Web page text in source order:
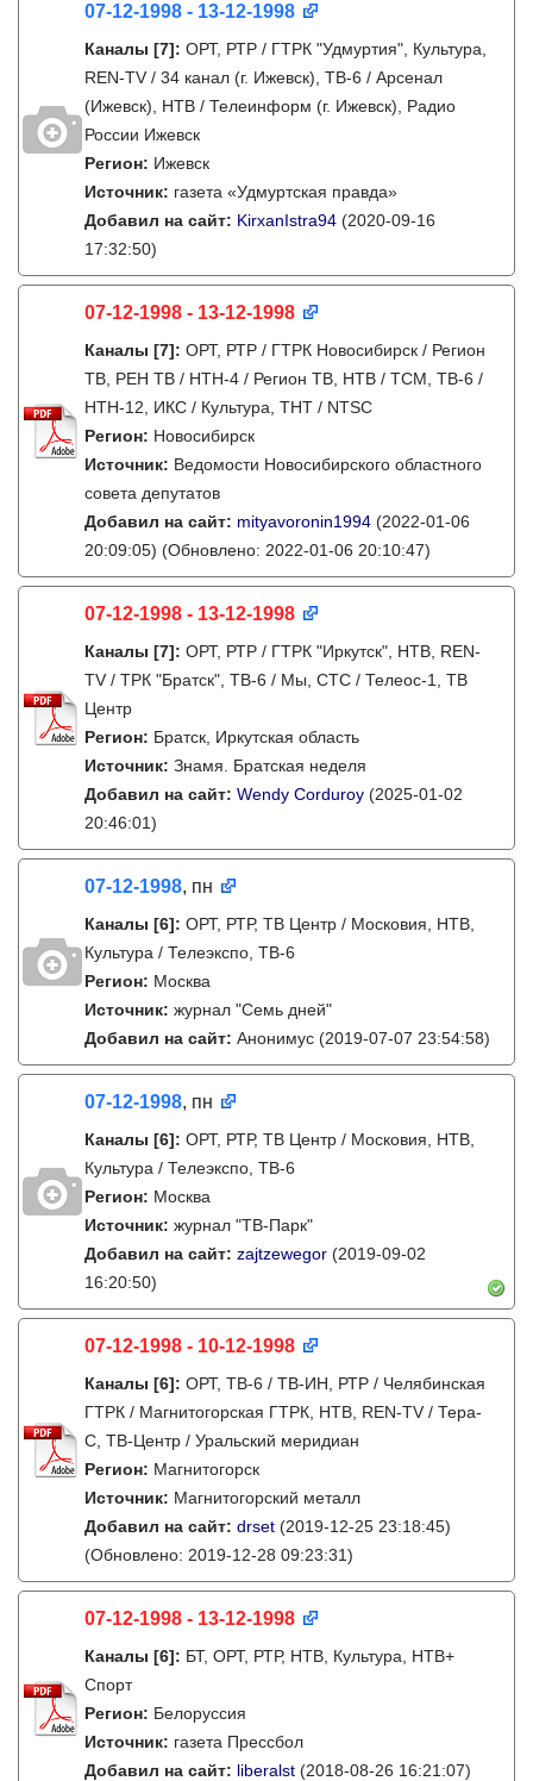
07-12-1998 - 13-12-1998
Каналы [7]: ОРТ, РТР / ГТРК "Удмуртия", Культура,
REN-TV / 34 канал (г. Ижевск), ТВ-6 / Арсенал
(Ижевск), НТВ / Телеинформ (г. Ижевск), Радио
России Ижевск
Регион: Ижевск
Источник: газета «Удмуртская правда»
Добавил на сайт: KirxanIstra94 (2020-09-16
17:32:50)
07-12-1998 - 13-12-1998
Каналы [7]: ОРТ, РТР / ГТРК Новосибирск / Регион
ТВ, РЕН ТВ / НТН-4 / Регион ТВ, НТВ / ТСМ, ТВ-6 /
НТН-12, ИКС / Культура, ТНТ / NTSC
Регион: Новосибирск
Источник: Ведомости Новосибирского областного
совета депутатов
Добавил на сайт: mityavoronin1994 (2022-01-06
20:09:05) (Обновлено: 2022-01-06 20:10:47)
07-12-1998 - 13-12-1998
Каналы [7]: ОРТ, РТР / ГТРК "Иркутск", НТВ, REN-
TV / ТРК "Братск", ТВ-6 / Мы, СТС / Телеос-1, ТВ
Центр
Регион: Братск, Иркутская область
Источник: Знамя. Братская неделя
Добавил на сайт: Wendy Corduroy (2025-01-02
20:46:01)
07-12-1998, пн
Каналы [6]: ОРТ, РТР, ТВ Центр / Московия, НТВ,
Культура / Телеэкспо, ТВ-6
Регион: Москва
Источник: журнал "Семь дней"
Добавил на сайт: Анонимус (2019-07-07 23:54:58)
07-12-1998, пн
Каналы [6]: ОРТ, РТР, ТВ Центр / Московия, НТВ,
Культура / Телеэкспо, ТВ-6
Регион: Москва
Источник: журнал "ТВ-Парк"
Добавил на сайт: zajtzewegor (2019-09-02
16:20:50)
07-12-1998 - 10-12-1998
Каналы [6]: ОРТ, ТВ-6 / ТВ-ИН, РТР / Челябинская
ГТРК / Магнитогорская ГТРК, НТВ, REN-TV / Тера-
С, ТВ-Центр / Уральский меридиан
Регион: Магнитогорск
Источник: Магнитогорский металл
Добавил на сайт: drset (2019-12-25 23:18:45)
(Обновлено: 2019-12-28 09:23:31)
07-12-1998 - 13-12-1998
Каналы [6]: БТ, ОРТ, РТР, НТВ, Культура, НТВ+
Спорт
Регион: Белоруссия
Источник: газета Прессбол
Добавил на сайт: liberalst (2018-08-26 16:21:07)